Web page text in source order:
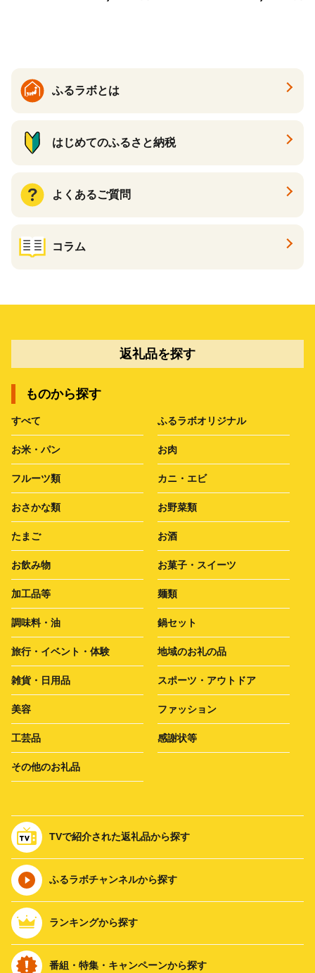
ふるラボとは
はじめてのふるさと納税
よくあるご質問
コラム
返礼品を探す
ものから探す
すべて ふるラボオリジナル
お米・パン お肉
フルーツ類 カニ・エビ
おさかな類 お野菜類
たまご お酒
お飲み物 お菓子・スイーツ
加工品等 麺類
調味料・油 鍋セット
旅行・イベント・体験 地域のお礼の品
雑貨・日用品 スポーツ・アウトドア
美容 ファッション
工芸品 感謝状等
その他のお礼品
TVで紹介された返礼品から探す
ふるラボチャンネルから探す
ランキングから探す
番組・特集・キャンペーンから探す